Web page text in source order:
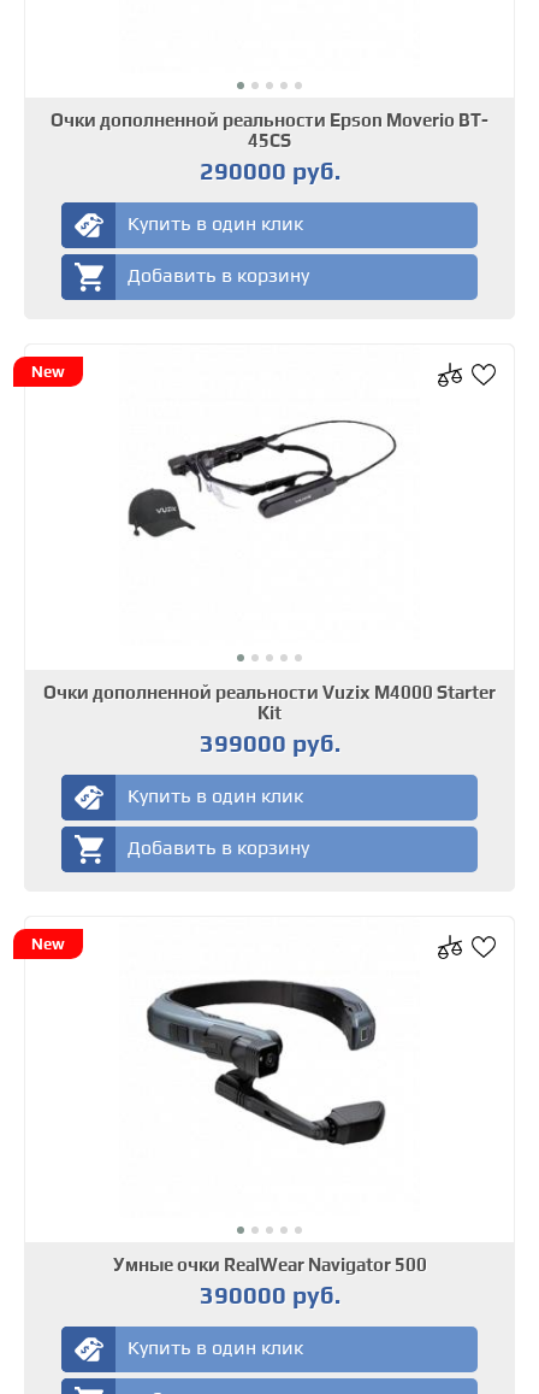
Очки дополненной реальности Epson Moverio BT-
45CS
290000 руб.
Купить в один клик
Добавить в корзину
New
Очки дополненной реальности Vuzix M4000 Starter
Kit
399000 руб.
Купить в один клик
Добавить в корзину
New
Умные очки RealWear Navigator 500
390000 руб.
Купить в один клик